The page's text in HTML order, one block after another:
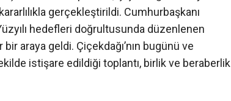
gerçekleştirildi. Cumhurbaşkanı
hedefleri doğrultusunda düzenlenen
araya geldi. Çiçekdağı’nın bugünü ve
istişare edildiği toplantı, birlik ve beraberlik